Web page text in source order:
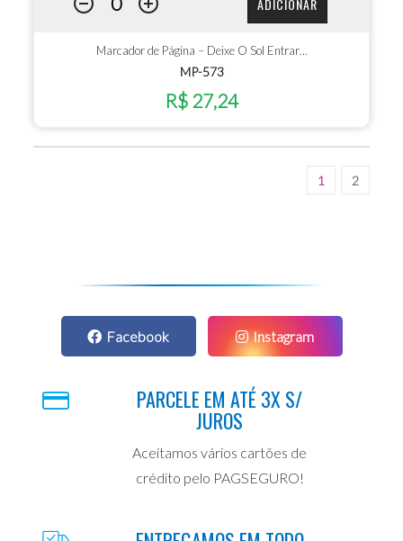
ADICIONAR
Marcador de Página – Deixe O Sol Entrar…
MP-573
R$ 27,24
1 2
Facebook Instagram
PARCELE EM ATÉ 3X S/
JUROS
Aceitamos vários cartões de
crédito pelo PAGSEGURO!